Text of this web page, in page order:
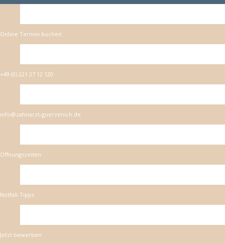
Online Termin buchen
+49 (0) 221 27 12 120
info@zahnarzt-guerzenich.de
Öffnungszeiten
Notfall-Tipps
Jetzt bewerben